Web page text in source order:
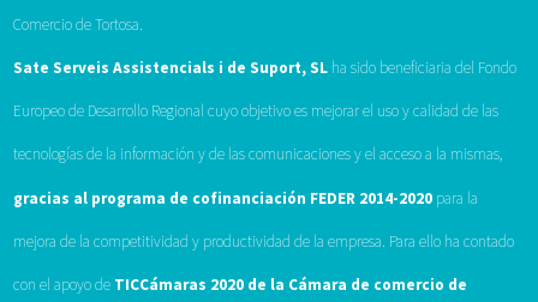
Comercio de Tortosa.
Sate Serveis Assistencials i de Suport, SL ha sido beneficiaria del Fondo
Europeo de Desarrollo Regional cuyo objetivo es mejorar el uso y calidad de las
tecnologías de la información y de las comunicaciones y el acceso a la mismas,
gracias al programa de cofinanciación FEDER 2014-2020 para la
mejora de la competitividad y productividad de la empresa. Para ello ha contado
con el apoyo de TICCámaras 2020 de la Cámara de comercio de